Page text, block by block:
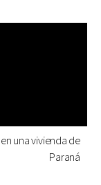
una vivienda de
Paraná